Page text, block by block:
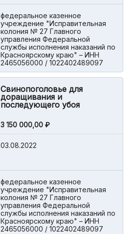
федеральное казенное
учреждение "Исправительная
колония № 27 Главного
управления Федеральной
службы исполнения наказаний по
Красноярскому краю" – ИНН
2465056000 / 1022402489097
Свинопоголовье для
доращивания и
последующего убоя
3 150 000,00 ₽
03.08.2022
федеральное казенное
учреждение "Исправительная
колония № 27 Главного
управления Федеральной
службы исполнения наказаний по
Красноярскому краю" – ИНН
2465056000 / 1022402489097